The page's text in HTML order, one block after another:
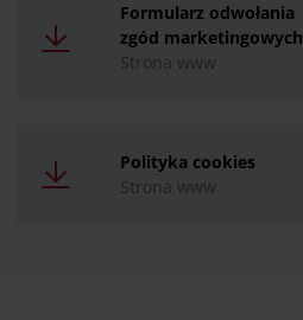
Formularz odwołania
zgód marketingowych
Strona www
Polityka cookies
Strona www